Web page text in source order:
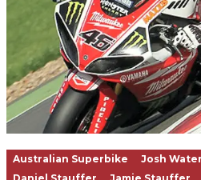
Australian Superbike Josh